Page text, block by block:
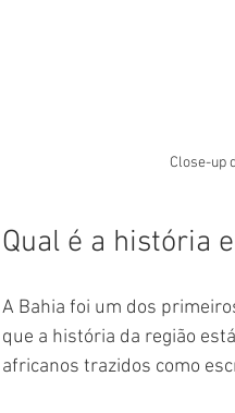
Close-up
Qual é a história
A Bahia foi um dos
que a história da região
africanos trazidos como